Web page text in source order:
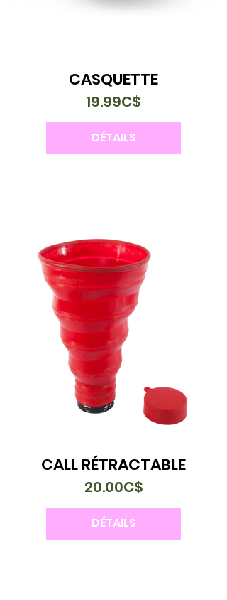
CASQUETTE
19.99C$
DÉTAILS
CALL RÉTRACTABLE
20.00C$
DÉTAILS